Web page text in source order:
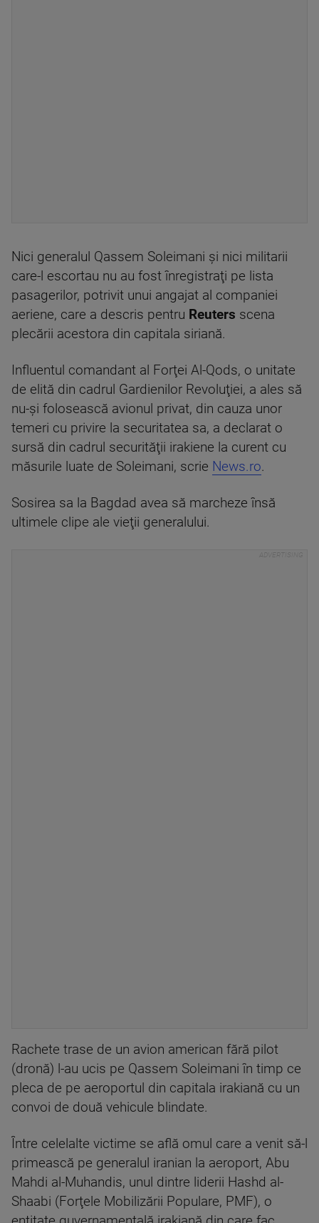
Nici generalul Qassem Soleimani şi nici militarii
care-l escortau nu au fost înregistraţi pe lista
pasagerilor, potrivit unui angajat al companiei
aeriene, care a descris pentru Reuters scena
plecării acestora din capitala siriană.
Influentul comandant al Forţei Al-Qods, o unitate
de elită din cadrul Gardienilor Revoluţiei, a ales să
nu-şi folosească avionul privat, din cauza unor
temeri cu privire la securitatea sa, a declarat o
sursă din cadrul securităţii irakiene la curent cu
măsurile luate de Soleimani, scrie News.ro.
Sosirea sa la Bagdad avea să marcheze însă
ultimele clipe ale vieţii generalului.
Rachete trase de un avion american fără pilot
(dronă) l-au ucis pe Qassem Soleimani în timp ce
pleca de pe aeroportul din capitala irakiană cu un
convoi de două vehicule blindate.
Între celelalte victime se află omul care a venit să-l
primească pe generalul iranian la aeroport, Abu
Mahdi al-Muhandis, unul dintre liderii Hashd al-
Shaabi (Forţele Mobilizării Populare, PMF), o